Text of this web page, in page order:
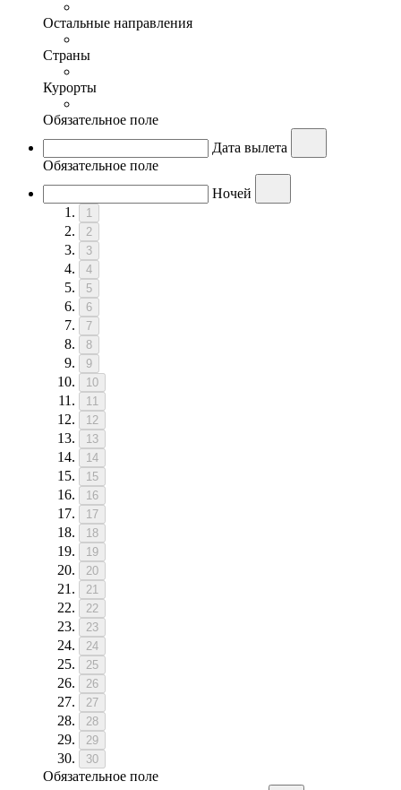
Остальные направления
Страны
Курорты
Обязательное поле
Дата вылета
Обязательное поле
Ночей
1
2
3
4
5
6
7
8
9
10
11
12
13
14
15
16
17
18
19
20
21
22
23
24
25
26
27
28
29
30
Обязательное поле